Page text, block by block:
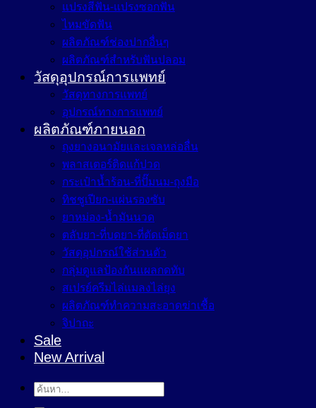
แปรงสีฟัน-แปรงซอกฟัน
ไหมขัดฟัน
ผลิตภัณฑ์ช่องปากอื่นๆ
ผลิตภัณฑ์สำหรับฟันปลอม
วัสดุอุปกรณ์การแพทย์
วัสดุทางการแพทย์
อุปกรณ์ทางการแพทย์
ผลิตภัณฑ์ภายนอก
ถุงยางอนามัยและเจลหล่อลื่น
พลาสเตอร์ติดแก้ปวด
กระเป๋าน้ำร้อน-ที่ปั๊มนม-ถุงมือ
ทิชชูเปียก-แผ่นรองซับ
ยาหม่อง-น้ำมันนวด
ตลับยา-ที่บดยา-ที่ตัดเม็ดยา
วัสดุอุปกรณ์ใช้ส่วนตัว
กลุ่มดูแลป้องกันแผลกดทับ
สเปรย์ครีมไล่แมลงไล่ยุง
ผลิตภัณฑ์ทำความสะอาดฆ่าเชื้อ
จิปาถะ
Sale
New Arrival
ค้นหา: